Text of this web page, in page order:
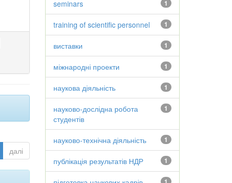
далі
1
seminars
1
training of scientific personnel
1
виставки
1
міжнародні проекти
1
наукова діяльність
1
науково-дослідна робота
студентів
1
науково-технічна діяльність
1
публікація результатів НДР